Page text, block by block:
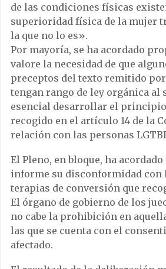
de las condiciones físicas
superioridad física de la mujer
la que no lo es».
Por mayoría, se ha acordado
valore la necesidad de que
preceptos del texto remitido
tengan rango de ley orgánica al
esencial desarrollar el
recogido en el artículo 14 de la
relación con las personas
El Pleno, en bloque, ha
informe su disconformidad con
terapias de conversión que
El órgano de gobierno de los
no cabe la prohibición en
las que se cuenta con el
afectado.